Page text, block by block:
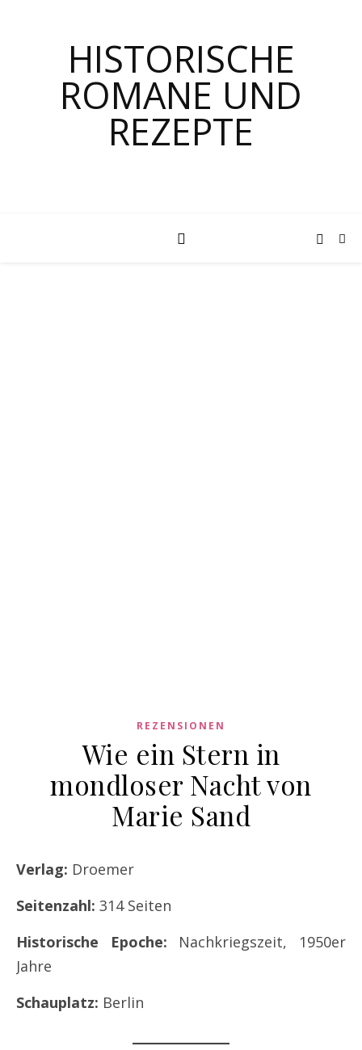
HISTORISCHE
ROMANE UND
REZEPTE
REZENSIONEN
Wie ein Stern in
mondloser Nacht von
Marie Sand
Verlag: Droemer
Seitenzahl: 314 Seiten
Historische Epoche: Nachkriegszeit, 1950er
Jahre
Schauplatz: Berlin